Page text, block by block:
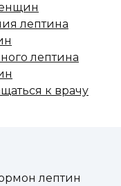
лептина
лептина
к врачу
лептин